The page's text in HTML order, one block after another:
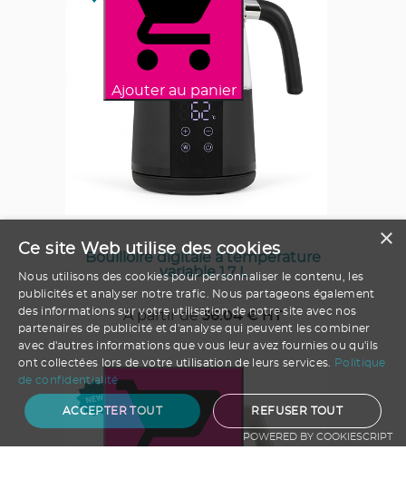
Ajouter au panier
Bouilloire digitale à température
variable 1,7 L
A partir de 36.04€ HT
×
Ce site Web utilise des cookies
Nous utilisons des cookies pour personnaliser le contenu, les
publicités et analyser notre trafic. Nous partageons également
des informations sur votre utilisation de notre site avec nos
partenaires de publicité et d'analyse qui peuvent les combiner
avec d'autres informations que vous leur avez fournies ou qu'ils
ont collectées lors de votre utilisation de leurs services.
Politique
de confidentialité
ACCEPTER TOUT REFUSER TOUT
POWERED BY COOKIESCRIPT